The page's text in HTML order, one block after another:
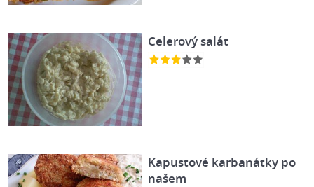
Celerový salát
Kapustové karbanátky po
našem